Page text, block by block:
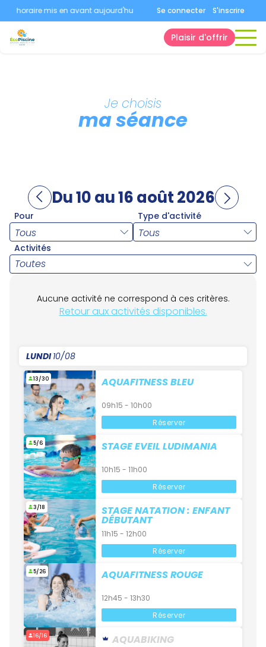
horaire mis en avant aujourd'hui.Consultez la page horaires.
Se connecter S'inscrire
Plaisir d'offrir
Je choisis
ma séance
Du 10 au 16 août 2026
Pour Type d'activité
Activités
Toutes
LUNDI10/08
13/30 AQUAFITNESS BLEU
09h15 - 10h00
Réserver
5/6 STAGE EVEIL LUDIMANIA
10h15 - 11h00
Réserver
3/18 STAGE NATATION : ENFANT
DÉBUTANT
11h15 - 12h00
Réserver
5/26 AQUAFITNESS ROUGE
12h45 - 13h30
Réserver
16/16 AQUABIKING
Aucune activité ne correspond à ces critères.
Retour aux activités disponibles.